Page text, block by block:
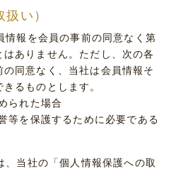
い）
情報を会員の事前の同意なく第
ありません。ただし、次の各
同意なく、当社は会員情報そ
るものとします。
られた場合
等を保護するために必要である
当社の「個人情報保護への取